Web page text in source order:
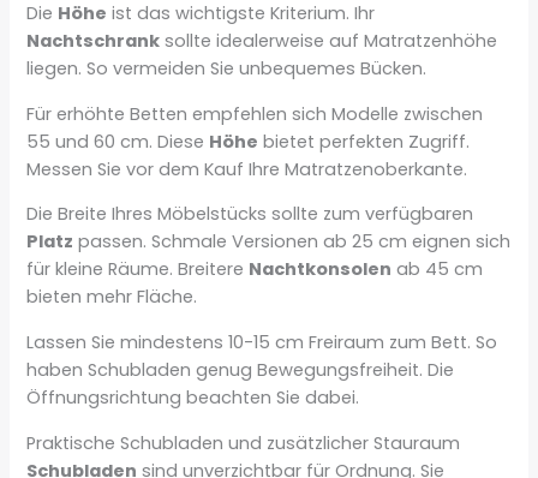
Die Höhe ist das wichtigste Kriterium. Ihr
Nachtschrank sollte idealerweise auf Matratzenhöhe
liegen. So vermeiden Sie unbequemes Bücken.
Für erhöhte Betten empfehlen sich Modelle zwischen
55 und 60 cm. Diese Höhe bietet perfekten Zugriff.
Messen Sie vor dem Kauf Ihre Matratzenoberkante.
Die Breite Ihres Möbelstücks sollte zum verfügbaren
Platz passen. Schmale Versionen ab 25 cm eignen sich
für kleine Räume. Breitere Nachtkonsolen ab 45 cm
bieten mehr Fläche.
Lassen Sie mindestens 10-15 cm Freiraum zum Bett. So
haben Schubladen genug Bewegungsfreiheit. Die
Öffnungsrichtung beachten Sie dabei.
Praktische Schubladen und zusätzlicher Stauraum
Schubladen sind unverzichtbar für Ordnung. Sie